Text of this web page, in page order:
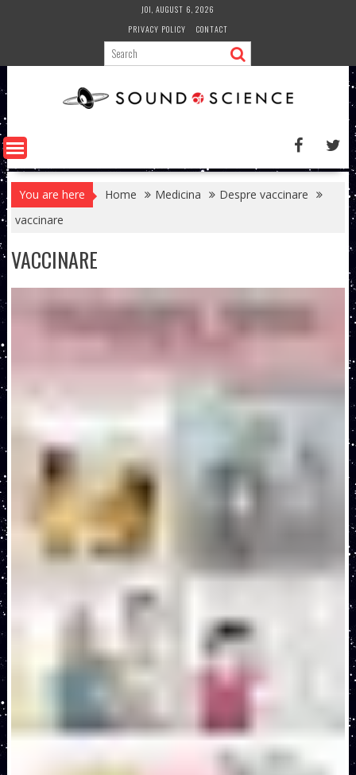
JOI, AUGUST 6, 2026
PRIVACY POLICY
CONTACT
You are here Home Medicina
Despre vaccinare
vaccinare
VACCINARE